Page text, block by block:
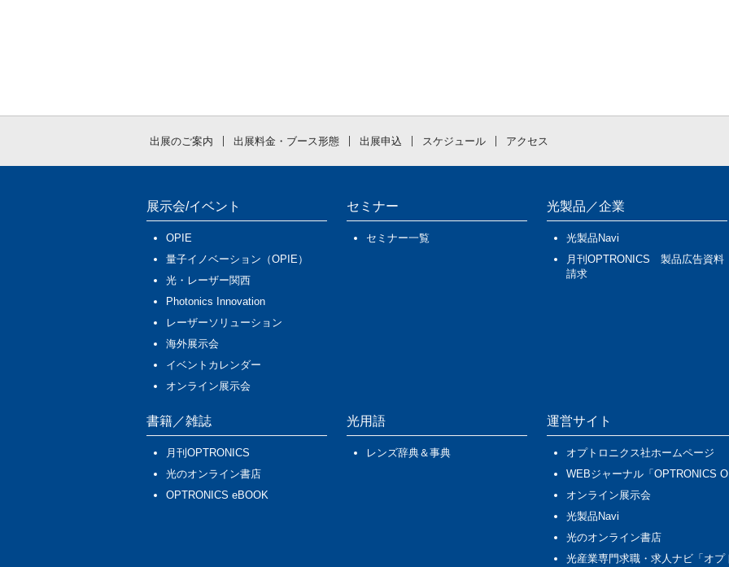
出展のご案内 出展料金・ブース形態 出展申込 スケジュール アクセス